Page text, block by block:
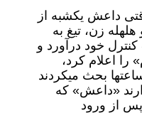
داعش یکشبه از
زن، تیغ به
خود درآورد و
اعلام کرد،
بحث میکردند
«داعش» که
از ورود